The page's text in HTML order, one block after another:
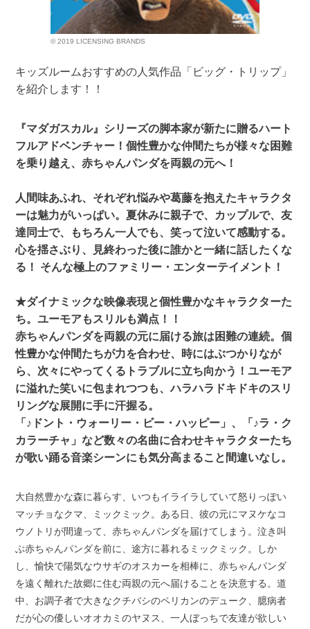
© 2019 LICENSING BRANDS
キッズルームおすすめの人気作品「ビッグ・トリップ」
を紹介します！！
『マダガスカル』シリーズの脚本家が新たに贈るハート
フルアドベンチャー！個性豊かな仲間たちが様々な困難
を乗り越え、赤ちゃんパンダを両親の元へ！
人間味あふれ、それぞれ悩みや葛藤を抱えたキャラクタ
ーは魅力がいっぱい。夏休みに親子で、カップルで、友
達同士で、もちろん一人でも、笑って泣いて感動する。
心を揺さぶり、見終わった後に誰かと一緒に話したくな
る！ そんな極上のファミリー・エンターテイメント！
★ダイナミックな映像表現と個性豊かなキャラクターた
ち。ユーモアもスリルも満点！！
赤ちゃんパンダを両親の元に届ける旅は困難の連続。個
性豊かな仲間たちが力を合わせ、時にはぶつかりなが
ら、次々にやってくるトラブルに立ち向かう！ユーモア
に溢れた笑いに包まれつつも、ハラハラドキドキのスリ
リングな展開に手に汗握る。
「♪ドント・ウォーリー・ビー・ハッピー」、「♪ラ・ク
カラーチャ」など数々の名曲に合わせキャラクターたち
が歌い踊る音楽シーンにも気分高まること間違いなし。
大自然豊かな森に暮らす、いつもイライラしていて怒りっぽい
マッチョなクマ、ミックミック。ある日、彼の元にマヌケなコ
ウノトリが間違って、赤ちゃんパンダを届けてしまう。泣き叫
ぶ赤ちゃんパンダを前に、途方に暮れるミックミック。しか
し、愉快で陽気なウサギのオスカーを相棒に、赤ちゃんパンダ
を遠く離れた故郷に住む両親の元へ届けることを決意する。道
中、お調子者で大きなクチバシのペリカンのデューク、臆病者
だが心の優しいオオカミのヤヌス、一人ぼっちで友達が欲しい